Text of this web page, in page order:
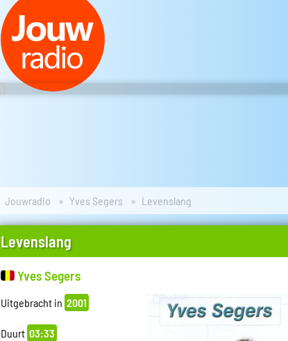
Jouwradio Yves Segers Levenslang
Levenslang
Yves Segers
Uitgebracht in 2001
Duurt 03:33